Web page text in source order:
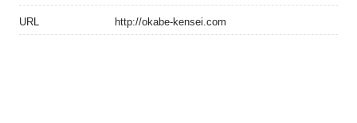
URL http://okabe-kensei.com